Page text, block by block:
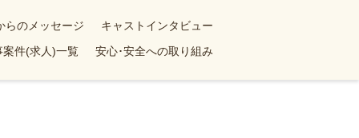
らのメッセージ
キャストインタビュー
案件(求人)一覧 安心･安全への取り組み